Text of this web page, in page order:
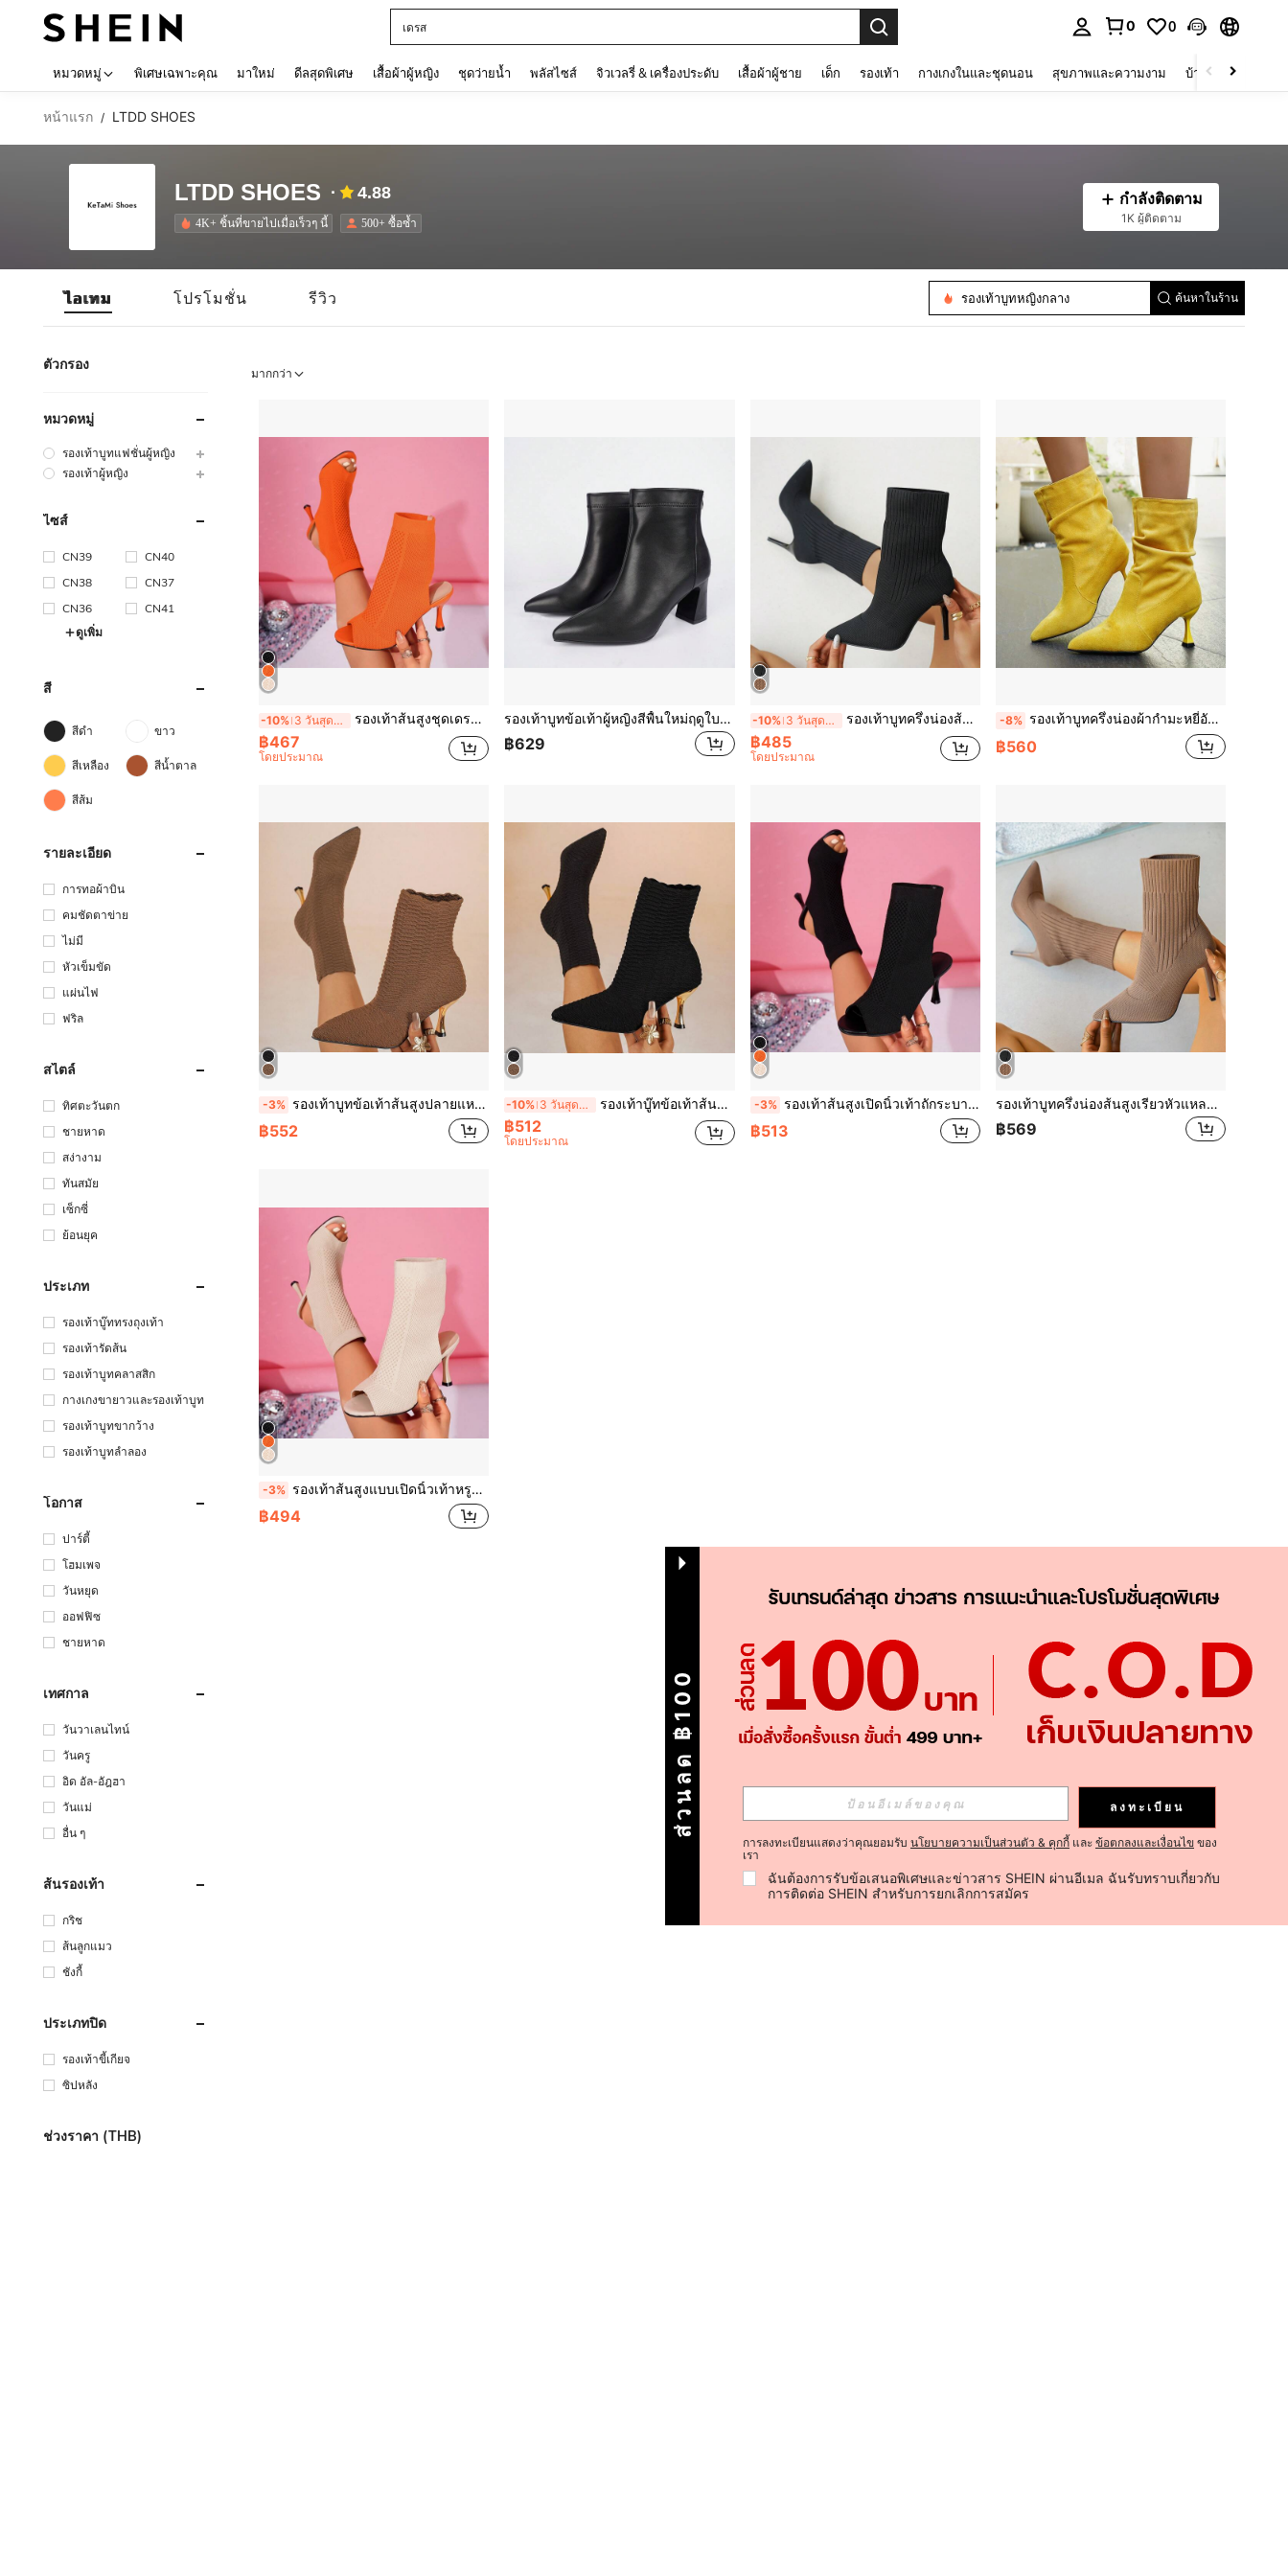
เดรส
0 0
หมวดหมู่ พิเศษเฉพาะคุณ มาใหม่ ดีลสุดพิเศษ เสื้อผ้าผู้หญิง ชุดว่ายน้ำ พลัสไซส์ จิวเวลรี่ & เครื่องประดับ เสื้อผ้าผู้ชาย เด็ก รองเท้า กางเกงในและชุดนอน สุขภาพและความงาม บ้านและที่อยู่อาศัย
หน้าแรก / LTDD SHOES
LTDD SHOES 4.88
4K+ ชิ้นที่ขายไปเมื่อเร็วๆ นี้ 500+ ซื้อซ้ำ
กำลังติดตาม
1K ผู้ติดตาม
ไอเทม โปรโมชั่น รีวิว รองเท้าบูทหญิงกลาง ค้นหาในร้าน
ตัวกรอง
หมวดหมู่
รองเท้าบูทแฟชั่นผู้หญิง
รองเท้าผู้หญิง
ไซส์
CN39
CN40
CN38
CN37
CN36
CN41
ดูเพิ่ม
สี
สีดำ ขาว
สีเหลือง สีน้ำตาล
สีส้ม
รายละเอียด
การทอผ้าบิน
คมชัดตาข่าย
ไม่มี
หัวเข็มขัด
แผ่นไฟ
ฟริล
สไตล์
ทิศตะวันตก
ชายหาด
สง่างาม
ทันสมัย
เซ็กซี่
ย้อนยุค
ประเภท
รองเท้าบู๊ททรงถุงเท้า
รองเท้ารัดส้น
รองเท้าบูทคลาสสิก
กางเกงขายาวและรองเท้าบูท
รองเท้าบูทขากว้าง
รองเท้าบูทลำลอง
โอกาส
ปาร์ตี้
โฮมเพจ
วันหยุด
ออฟฟิซ
ชายหาด
เทศกาล
วันวาเลนไทน์
วันครู
อิด อัล-อัฎฮา
วันแม่
อื่น ๆ
ส้นรองเท้า
กริช
ส้นลูกแมว
ชังกี้
ประเภทปิด
รองเท้าขี้เกียจ
ซิปหลัง
ช่วงราคา (THB)
มากกว่า
-10% 3 วันสุดท้าย รองเท้าส้นสูงชุดเดรสของผู้หญิงที่สวมใส่ได้หลากหลาย มีความหรูหราสง่างาม ดีไซน์เปิดรูปแบบถัก ปลายเท้าเปิด สำหรับการแต่งตัวพรรค์ชิค
฿467
โดยประมาณ
รองเท้าบูทข้อเท้าผู้หญิงสีพื้นใหม่ฤดูใบไม้ร่วง/ฤดูหนาว หัวแหลม ส้นหนา ซิปหลัง สวมใส่ง่าย ทรงเข้ารูปเพรียว รองเท้าบูทแฟชั่นมินิมอลสำหรับทำงานและเดินทาง ส้นสูงหนาสบายไม่เมื่อยเท้า เหมาะสำหรับใส่ประจำวัน ทำงาน เดท ปาร์ตี้ แมตช์กับสูท เดรส ยีนส์ เสื้อโค้ท สไตล์พื้นฐานหรูหรา สไตล์เกาหลี/ยุโรป/อเมริกัน ใส่ได้ทุกฤดูกาล
฿629
-10% 3 วันสุดท้าย รองเท้าบูทครึ่งน่องส้นสูงเรียวหัวแหลมถักใหม่ 4 ฤดูกาลสำหรับผู้หญิง, ดีไซน์ยางยืด รองเท้าส้นสูง Classy, รองเท้าบูทเดรสทรงสลิมแฟชั่นอเนกประสงค์สำหรับใส่ไปทำงาน, ออกเดท, ปาร์ตี้, วัสดุถักนุ่มสบายและกระชับเท้า
฿485
โดยประมาณ
-8% รองเท้าบูทครึ่งน่องผ้ากำมะหยี่อัดพลีทสีพื้นใหม่ฤดูใบไม้ร่วง/ฤดูหนาวสำหรับผู้หญิง, รองเท้าส้นสูงหัวแหลมสง่างาม, แฟชั่นอเนกประสงค์สำหรับใส่ไปทำงานและออกเดท
฿560
-3% รองเท้าบูทข้อเท้าส้นสูงปลายแหลม สำหรับผู้หญิง, ดีไซน์ส้นสูงเฉียบ, ผ้าสีพื้น, ใช้ได้หลากหลาย และทันสมัย, เหมาะสำหรับสวมใส่ประจำวัน, งานปาร์ตี้ และการเดินทางไปทำงาน
฿552
-10% 3 วันสุดท้าย รองเท้าบู๊ทข้อเท้าส้นสูงปลายแหลม สำหรับสตรี, ดีไซน์ส้นสูงแบบสตีลเลตโต้ที่หรูหรา, ผ้าสีพื้น, ใช้ได้หลากหลายและทันสมัย, เหมาะสำหรับสวมใส่ประจำวัน งานปาร์ตี้ และเดินทางไปทำงาน
฿512
โดยประมาณ
-3% รองเท้าส้นสูงเปิดนิ้วเท้าถักระบายอากาศที่สง่างามสำหรับสตรี เหมาะสำหรับงานปาร์ตี้และโอกาสต่างๆ
฿513
รองเท้าบูทครึ่งน่องส้นสูงเรียวหัวแหลมถักใหม่ 4 ฤดูกาลสำหรับผู้หญิง, ดีไซน์ยางยืด รองเท้าบูทส้นสูงสุดคลาสสิก, รองเท้าบูทเดรสทรงสลิมแฟชั่นอเนกประสงค์สำหรับใส่ไปทำงาน, ออกเดท, ปาร์ตี้, วัสดุถักเนื้อนุ่ม สวมใส่สบาย & กระชับเท้า
฿569
-3% รองเท้าส้นสูงแบบเปิดนิ้วเท้าหรูหรากำกับลวดลายฉลุผ้าถักรูปแบบอเนกประสงค์ สำหรับสตรี เครื่องแต่งกายปาร์ตี้
฿494
รวม 1 หน้า
ส่วนลด ฿100 ลงทะเบียน
การลงทะเบียนแสดงว่าคุณยอมรับ นโยบายความเป็นส่วนตัว & คุกกี้ และ ข้อตกลงและเงื่อนไข ของ
เรา
ฉันต้องการรับข้อเสนอพิเศษและข่าวสาร SHEIN ผ่านอีเมล ฉันรับทราบเกี่ยวกับ
การติดต่อ SHEIN สำหรับการยกเลิกการสมัคร